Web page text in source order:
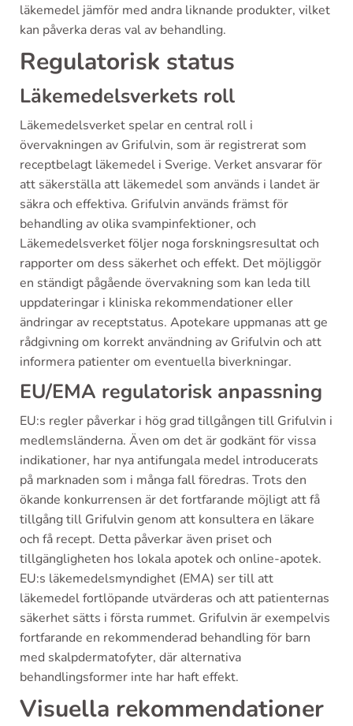
läkemedel jämför med andra liknande produkter, vilket
kan påverka deras val av behandling.
Regulatorisk status
Läkemedelsverkets roll
Läkemedelsverket spelar en central roll i
övervakningen av Grifulvin, som är registrerat som
receptbelagt läkemedel i Sverige. Verket ansvarar för
att säkerställa att läkemedel som används i landet är
säkra och effektiva. Grifulvin används främst för
behandling av olika svampinfektioner, och
Läkemedelsverket följer noga forskningsresultat och
rapporter om dess säkerhet och effekt. Det möjliggör
en ständigt pågående övervakning som kan leda till
uppdateringar i kliniska rekommendationer eller
ändringar av receptstatus. Apotekare uppmanas att ge
rådgivning om korrekt användning av Grifulvin och att
informera patienter om eventuella biverkningar.
EU/EMA regulatorisk anpassning
EU:s regler påverkar i hög grad tillgången till Grifulvin i
medlemsländerna. Även om det är godkänt för vissa
indikationer, har nya antifungala medel introducerats
på marknaden som i många fall föredras. Trots den
ökande konkurrensen är det fortfarande möjligt att få
tillgång till Grifulvin genom att konsultera en läkare
och få recept. Detta påverkar även priset och
tillgängligheten hos lokala apotek och online-apotek.
EU:s läkemedelsmyndighet (EMA) ser till att
läkemedel fortlöpande utvärderas och att patienternas
säkerhet sätts i första rummet. Grifulvin är exempelvis
fortfarande en rekommenderad behandling för barn
med skalpdermatofyter, där alternativa
behandlingsformer inte har haft effekt.
Visuella rekommendationer